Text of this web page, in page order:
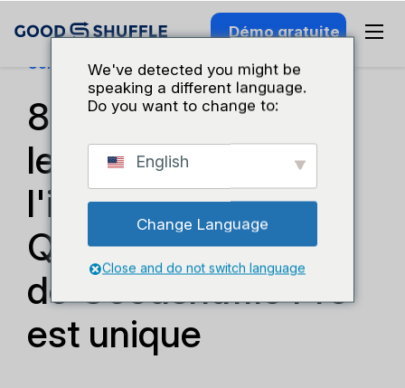
Démo gratuite
Connaissance Du Secteur
8 raisons pour
lesquelles
l'intégration à
QuickBooks Online
de Goodshuffle Pro
est unique
We've detected you might be
speaking a different language.
Do you want to change to:
English
Change Language
Close and do not switch language